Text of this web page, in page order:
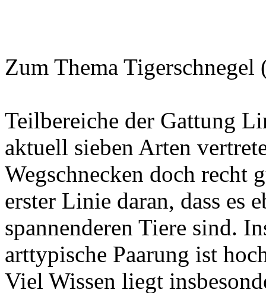
Zum Thema
Teilbereiche der Gattung
aktuell sieben Arten
Wegschnecken doch recht
erster Linie daran, dass es
spannenderen Tiere sind.
arttypische Paarung ist
Viel Wissen liegt